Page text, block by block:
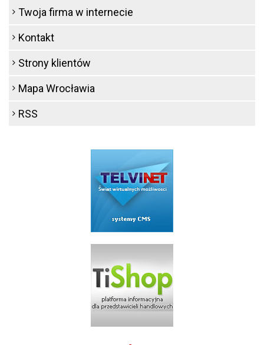
Twoja firma w internecie
Kontakt
Strony klientów
Mapa Wrocławia
RSS